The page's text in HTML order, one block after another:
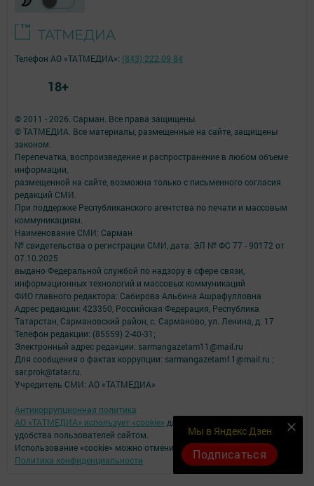
Мы в Яндекс Дзен
Подписаться
© 2011 - 2026. Сарман. Все права защищены.
© ТАТМЕДИА. Все материалы, размещенные на сайте, защищены
законом.
Перепечатка, воспроизведение и распространение в любом объеме
информации,
размещенной на сайте, возможна только с письменного согласия
редакций СМИ.
При поддержке Республиканского агентства по печати и массовым
коммуникациям.
Наименование СМИ: Сарман
№ свидетельства о регистрации СМИ, дата: ЭЛ № ФС 77 - 90172 от
07.10.2025
выдано Федеральной службой по надзору в сфере связи,
информационных технологий и массовых коммуникаций
ФИО главного редактора: Сабирова Альбина Ашрафулловна
Адрес редакции: 423350, Российская Федерация, Республика
Татарстан, Сармановский район, с. Сарманово, ул. Ленина, д. 17
Телефон редакции: (85559) 2-40-31;
Электронный адрес редакции: sarmangazetam11@mail.ru
Для сообщения о фактах коррупции: sarmangazetam11@mail.ru ;
sar.prok@tatar.ru.
Учредитель СМИ: АО «ТАТМЕДИА»
Антикоррупционная политика
АО «ТАТМЕДИА» использует «cookie» для персонализации сервисов и
удобства пользователей сайтом.
Использование «cookie» можно отменить в настройках браузера.
Политика конфиденциальности
Телефон АО «ТАТМЕДИА»: (843) 222 09 84
18+